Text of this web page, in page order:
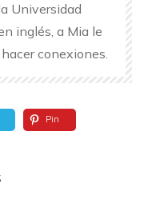
Universidad
inglés, a Mia le
conexiones.
Pin